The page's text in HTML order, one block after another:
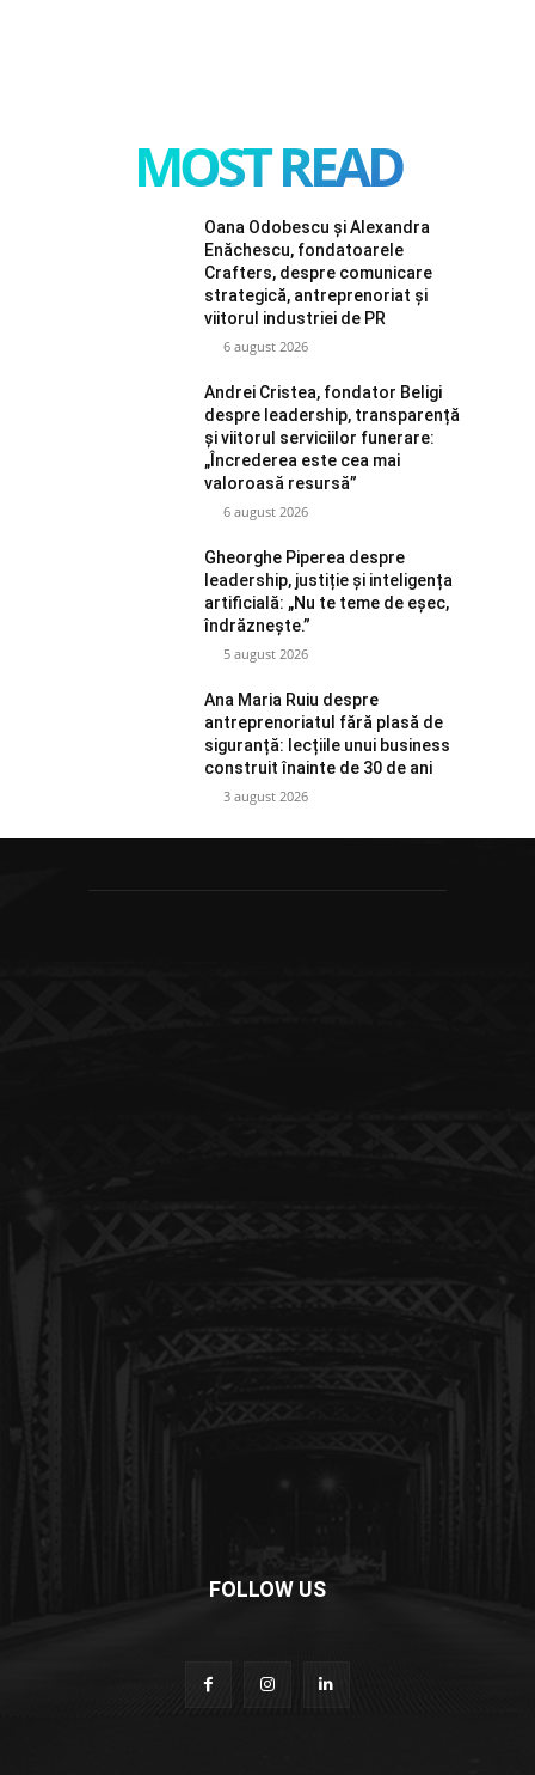
MOST READ
Oana Odobescu și Alexandra
Enăchescu, fondatoarele
Crafters, despre comunicare
strategică, antreprenoriat și
viitorul industriei de PR
6 august 2026
Andrei Cristea, fondator Beligi
despre leadership, transparență
și viitorul serviciilor funerare:
„Încrederea este cea mai
valoroasă resursă”
6 august 2026
Gheorghe Piperea despre
leadership, justiție și inteligența
artificială: „Nu te teme de eșec,
îndrăznește.”
5 august 2026
Ana Maria Ruiu despre
antreprenoriatul fără plasă de
siguranță: lecțiile unui business
construit înainte de 30 de ani
3 august 2026
FOLLOW US